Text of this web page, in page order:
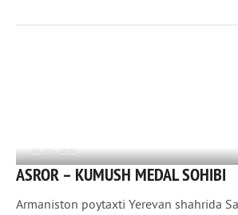
21 ОКТ 2022
3 286 0
ASROR – KUMUSH MEDAL SOHIBI
Armaniston poytaxti Yerevan shahrida